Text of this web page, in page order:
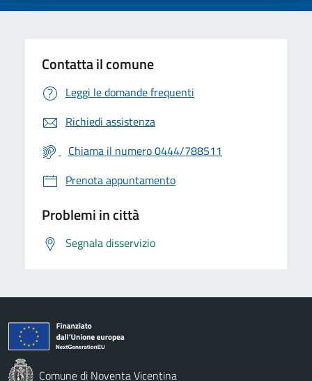
Contatta il comune
Leggi le domande frequenti
Richiedi assistenza
Chiama il numero 0444/788511
Prenota appuntamento
Problemi in città
Segnala disservizio
Comune di Noventa Vicentina